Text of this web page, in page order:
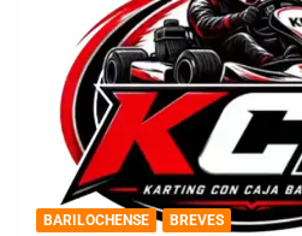
BARILOCHENSE BREVES